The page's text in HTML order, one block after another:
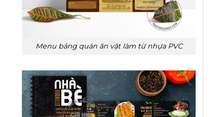
Menu bảng quán ăn vặt làm từ nhựa PVC